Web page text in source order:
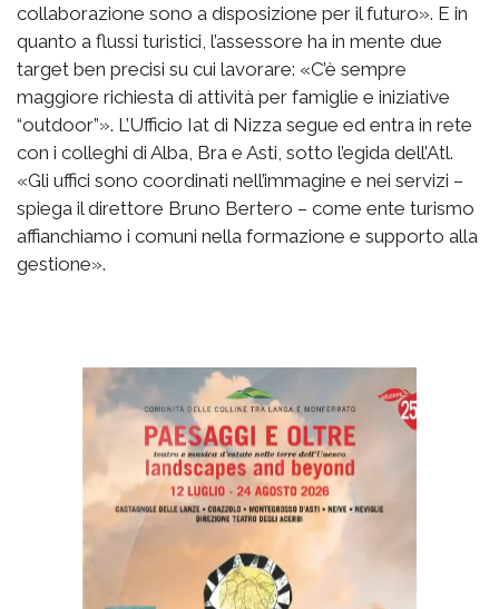
collaborazione sono a disposizione per il futuro». E in
quanto a flussi turistici, l’assessore ha in mente due
target ben precisi su cui lavorare: «C’è sempre
maggiore richiesta di attività per famiglie e iniziative
“outdoor”». L’Ufficio Iat di Nizza segue ed entra in rete
con i colleghi di Alba, Bra e Asti, sotto l’egida dell’Atl.
«Gli uffici sono coordinati nell’immagine e nei servizi –
spiega il direttore Bruno Bertero – come ente turismo
affianchiamo i comuni nella formazione e supporto alla
gestione».